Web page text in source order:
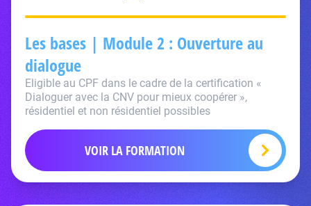
Les bases | Module 2 : Ouverture au
dialogue
Eligible au CPF dans le cadre de la certification «
Dialoguer avec la CNV pour mieux coopérer »,
résidentiel et non résidentiel possibles
VOIR LA FORMATION